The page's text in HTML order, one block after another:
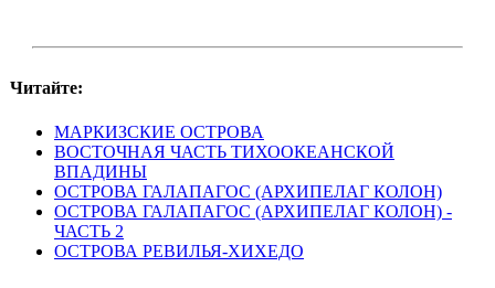
Читайте:
МАРКИЗСКИЕ ОСТРОВА
ВОСТОЧНАЯ ЧАСТЬ ТИХООКЕАНСКОЙ
ВПАДИНЫ
ОСТРОВА ГАЛАПАГОС (АРХИПЕЛАГ КОЛОН)
ОСТРОВА ГАЛАПАГОС (АРХИПЕЛАГ КОЛОН) -
ЧАСТЬ 2
ОСТРОВА РЕВИЛЬЯ-ХИХЕДО